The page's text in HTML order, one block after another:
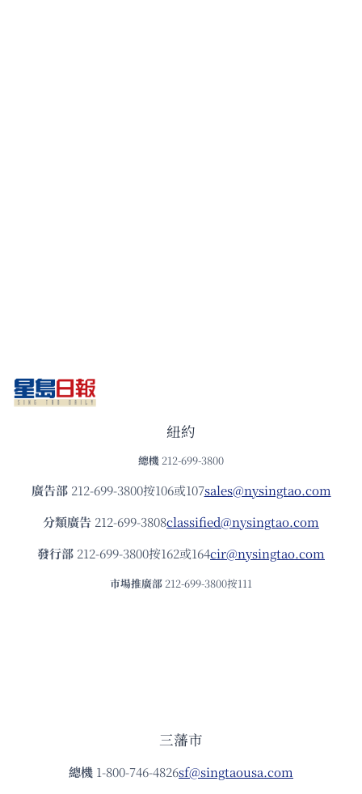
紐約
總機 212-699-3800
廣告部212-699-3800按106或107sales@nysingtao.com
分類廣告 212-699-3808classified@nysingtao.com
發⾏部 212-699-3800按162或164cir@nysingtao.com
市場推廣部 212-699-3800按111
三藩市
總機 1-800-746-4826sf@singtaousa.com